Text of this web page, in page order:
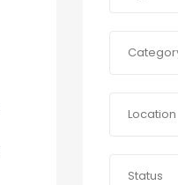
Location
Status